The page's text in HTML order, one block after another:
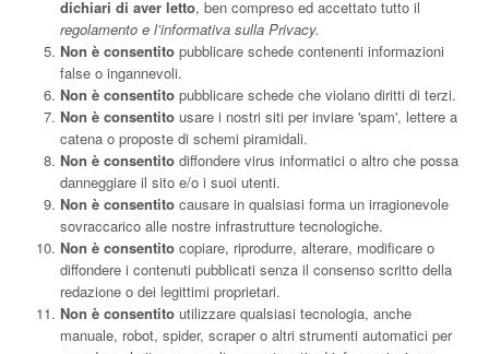
dichiari di aver letto, ben compreso ed accettato tutto il
regolamento e l’informativa sulla Privacy.
Non è consentito pubblicare schede contenenti informazioni
false o ingannevoli.
Non è consentito pubblicare schede che violano diritti di terzi.
Non è consentito usare i nostri siti per inviare 'spam', lettere a
catena o proposte di schemi piramidali.
Non è consentito diffondere virus informatici o altro che possa
danneggiare il sito e/o i suoi utenti.
Non è consentito causare in qualsiasi forma un irragionevole
sovraccarico alle nostre infrastrutture tecnologiche.
Non è consentito copiare, riprodurre, alterare, modificare o
diffondere i contenuti pubblicati senza il consenso scritto della
redazione o dei legittimi proprietari.
Non è consentito utilizzare qualsiasi tecnologia, anche
manuale, robot, spider, scraper o altri strumenti automatici per